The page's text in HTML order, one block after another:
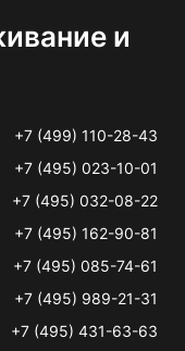
и
+7 (499) 110-28-43
+7 (495) 023-10-01
+7 (495) 032-08-22
+7 (495) 162-90-81
+7 (495) 085-74-61
+7 (495) 989-21-31
+7 (495) 431-63-63